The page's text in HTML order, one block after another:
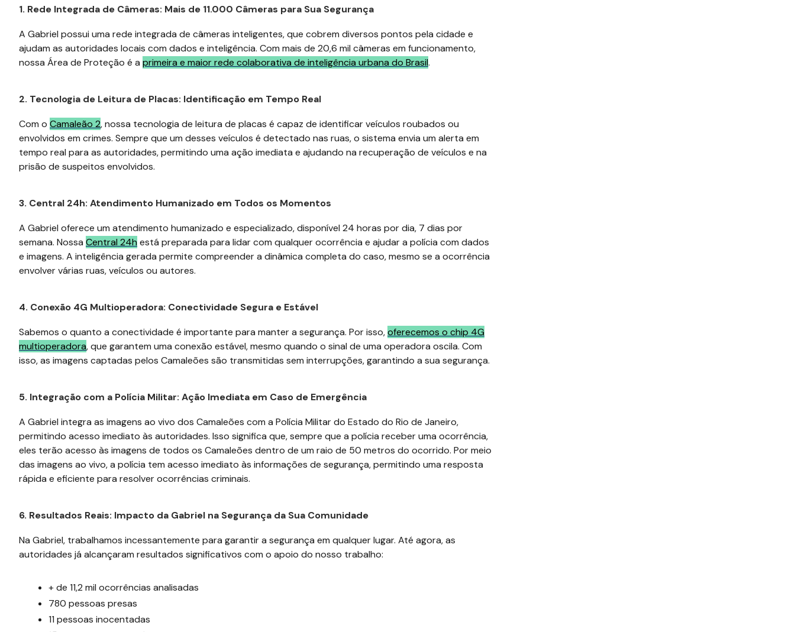
1. Rede Integrada de Câmeras: Mais de 11.000 Câmeras para Sua Segurança
A Gabriel possui uma rede integrada de câmeras inteligentes, que cobrem diversos pontos pela cidade e
ajudam as autoridades locais com dados e inteligência. Com mais de 20,6 mil câmeras em funcionamento,
nossa Área de Proteção é a primeira e maior rede colaborativa de inteligência urbana do Brasil.
2. Tecnologia de Leitura de Placas: Identificação em Tempo Real
Com o Camaleão 2, nossa tecnologia de leitura de placas é capaz de identificar veículos roubados ou
envolvidos em crimes. Sempre que um desses veículos é detectado nas ruas, o sistema envia um alerta em
tempo real para as autoridades, permitindo uma ação imediata e ajudando na recuperação de veículos e na
prisão de suspeitos envolvidos.
3. Central 24h: Atendimento Humanizado em Todos os Momentos
A Gabriel oferece um atendimento humanizado e especializado, disponível 24 horas por dia, 7 dias por
semana. Nossa Central 24h está preparada para lidar com qualquer ocorrência e ajudar a polícia com dados
e imagens. A inteligência gerada permite compreender a dinâmica completa do caso, mesmo se a ocorrência
envolver várias ruas, veículos ou autores.
4. Conexão 4G Multioperadora: Conectividade Segura e Estável
Sabemos o quanto a conectividade é importante para manter a segurança. Por isso,oferecemos o chip 4G
multioperadora, que garantem uma conexão estável, mesmo quando o sinal de uma operadora oscila. Com
isso, as imagens captadas pelos Camaleões são transmitidas sem interrupções, garantindo a sua segurança.
5. Integração com a Polícia Militar: Ação Imediata em Caso de Emergência
A Gabriel integra as imagens ao vivo dos Camaleões com a Polícia Militar do Estado do Rio de Janeiro,
permitindo acesso imediato às autoridades. Isso significa que, sempre que a polícia receber uma ocorrência,
eles terão acesso às imagens de todos os Camaleões dentro de um raio de 50 metros do ocorrido. Por meio
das imagens ao vivo, a polícia tem acesso imediato às informações de segurança, permitindo uma resposta
rápida e eficiente para resolver ocorrências criminais.
6. Resultados Reais: Impacto da Gabriel na Segurança da Sua Comunidade
Na Gabriel, trabalhamos incessantemente para garantir a segurança em qualquer lugar. Até agora, as
autoridades já alcançaram resultados significativos com o apoio do nosso trabalho:
+ de 11,2 mil ocorrências analisadas
780 pessoas presas
11 pessoas inocentadas